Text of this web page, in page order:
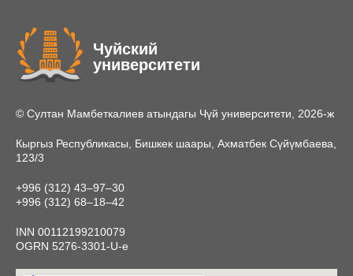
Чуйский
университети
© Султан Мамбеткалиев атындагы Чүй университети, 2026-ж
Кыргыз Республикасы, Бишкек шаары, Ахматбек Сүйүмбаева,
123/3
+996 (312) 43‒97‒30
+996 (312) 68‒18‒42
INN 00112199210079
OGRN 5276-3301-U-e